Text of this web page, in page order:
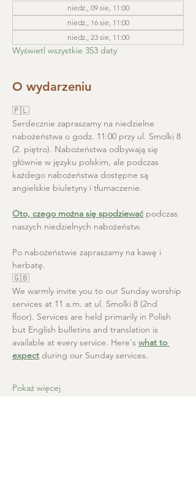
niedz., 09 sie, 11:00
niedz., 16 sie, 11:00
niedz., 23 sie, 11:00
Wyświetl wszystkie 353 daty
O wydarzeniu
🇵🇱
Serdecznie zapraszamy na niedzielne
nabożeństwa o godz. 11:00 przy ul. Smolki 8
(2. piętro). Nabożeństwa odbywają się
głównie w języku polskim, ale podczas
każdego nabożeństwa dostępne są
angielskie biuletyny i tłumaczenie.
Oto, czego można się spodziewać podczas
naszych niedzielnych nabożeństw.
Po nabożeństwie zapraszamy na kawę i
herbatę.
🇬🇧
We warmly invite you to our Sunday worship
services at 11 a.m. at ul. Smolki 8 (2nd
floor). Services are held primarily in Polish
but English bulletins and translation is
available at every service. Here's what to
expect during our Sunday services.
Pokaż więcej